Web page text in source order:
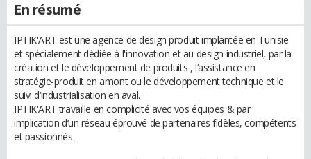
En résumé
IPTIK'ART est une agence de design produit implantée en Tunisie
et spécialement dédiée à l'innovation et au design industriel, par la
création et le développement de produits , l‘assistance en
stratégie-produit en amont ou le développement technique et le
suivi d‘industrialisation en aval.
IPTIK'ART travaille en complicité avec vos équipes & par
implication d‘un réseau éprouvé de partenaires fidèles, compétents
et passionnés.